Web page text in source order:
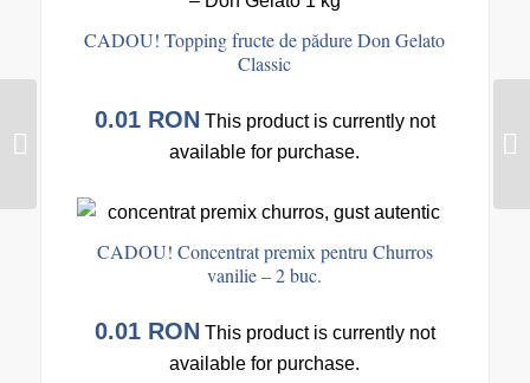
CADOU! Topping fructe de pădure Don Gelato
Classic
0.01 RON This product is currently not
available for purchase.
CADOU! Concentrat premix pentru Churros
vanilie – 2 buc.
0.01 RON This product is currently not
available for purchase.
CADOU! Praf pentru